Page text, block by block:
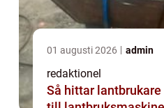
01 augusti 2026 admin
redaktionel
Så hittar